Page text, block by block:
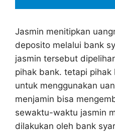
Jasmin menitipkan
deposito melalui bank
jasmin tersebut
pihak bank. tetapi pihak
untuk menggunakan
menjamin bisa
sewaktu-waktu jasmin
dilakukan oleh bank